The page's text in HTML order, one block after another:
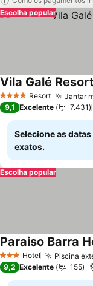
Escolha popular
4 EstrelasResort Jantar
Vila Galé
9,1 Excelente 7.431
Selecione as
exatos.
Escolha popular
3 EstrelasHotel Piscina
Paraiso Barra
9,2 Excelente 155